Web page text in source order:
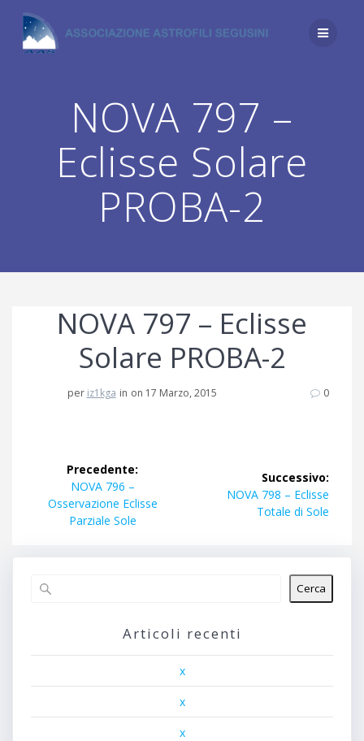
contenuto
NOVA 797 –
Eclisse Solare
PROBA-2
NOVA 797 – Eclisse
Solare PROBA-2
per iz1kga in on 17 Marzo, 2015 0
Navigazione
articoli
Precedente:
Articolo
precedente:
NOVA 796 –
Osservazione Eclisse
Parziale Sole
Successivo:
Articolo
successivo:
NOVA 798 – Eclisse
Totale di Sole
Cerca
Articoli recenti
x
x
x